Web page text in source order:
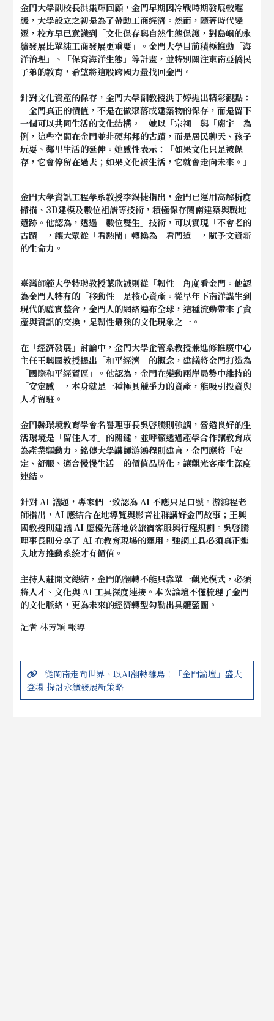
金門大學副校長洪集輝回顧，金門早期因冷戰時期發展較遲
緩，大學設立之初是為了帶動工商經濟。然而，隨著時代變
遷，校方早已意識到「文化保存與自然生態保護，對島嶼的永
續發展比單純工商發展更重要」。金門大學目前積極推動「海
洋治理」、「保育海洋生態」等計畫，並特別關注東南亞僑民
子弟的教育，希望將這股跨國力量找回金門。
針對文化資產的保存，金門大學副教授洪于婷拋出精彩觀點：
「金門真正的價值，不是在做聚落或建築物的保存，而是留下
一個可以共同生活的文化結構。」她以「宗祠」與「廟宇」為
例，這些空間在金門並非硬邦邦的古蹟，而是居民聊天、孩子
玩耍、鄰里生活的延伸。她感性表示：「如果文化只是被保
存，它會停留在過去；如果文化被生活，它就會走向未來。」
金門大學資訊工程學系教授李錫捷指出，金門已運用高解析度
掃描、3D建模及數位祖譜等技術，積極保存閩南建築與戰地
遺跡。他認為，透過「數位雙生」技術，可以實現「不會老的
古蹟」，讓大眾從「看熱鬧」轉換為「看門道」，賦予文資新
的生命力。
臺灣師範大學特聘教授葉欣誠則從「韌性」角度看金門。他認
為金門人特有的「移動性」是核心資產。從早年下南洋謀生到
現代的虛實整合，金門人的網絡遍布全球，這種流動帶來了資
產與資訊的交換，是韌性最強的文化現象之一。
在「經濟發展」討論中，金門大學企管系教授兼進修推廣中心
主任王興國教授提出「和平經濟」的概念，建議將金門打造為
「國際和平經貿區」。他認為，金門在變動兩岸局勢中維持的
「安定感」，本身就是一種極具競爭力的資產，能吸引投資與
人才留駐。
金門縣環境教育學會名譽理事長吳啓騰則強調，營造良好的生
活環境是「留住人才」的關鍵，並呼籲透過產學合作讓教育成
為產業驅動力。銘傳大學講師游鴻程則建言，金門應將「安
定、舒服、適合慢慢生活」的價值品牌化，讓觀光客產生深度
連結。
針對 AI 議題，專家們一致認為 AI 不應只是口號。游鴻程老
師指出，AI 應結合在地導覽與影音社群講好金門故事；王興
國教授則建議 AI 應優先落地於旅宿客服與行程規劃。吳啓騰
理事長則分享了 AI 在教育現場的運用，強調工具必須真正進
入地方推動系統才有價值。
主持人莊開文總結，金門的翻轉不能只靠單一觀光模式，必須
將人才、文化與 AI 工具深度連接。本次論壇不僅梳理了金門
的文化脈絡，更為未來的經濟轉型勾勒出具體藍圖。
記者 林芳穎 報導
從閩南走向世界、以AI翻轉離島！「金門論壇」盛大
登場 探討永續發展新策略